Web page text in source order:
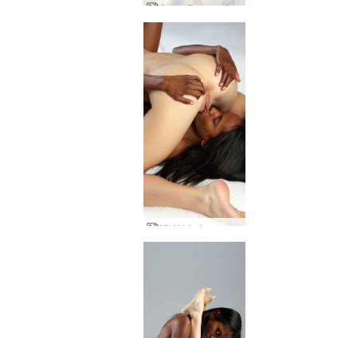
Аля и Валери Атракция
Kiki Valerie путка триене